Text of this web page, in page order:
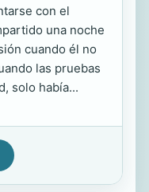
con el
una noche
cuando él no
las pruebas
solo había...